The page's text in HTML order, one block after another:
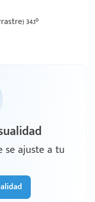
34.1°
se ajuste a tu